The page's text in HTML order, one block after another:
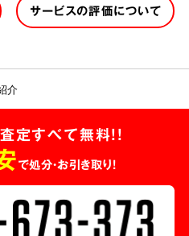
サービスの評価について
介
定すべて無料!!
で処分・お引き取り！